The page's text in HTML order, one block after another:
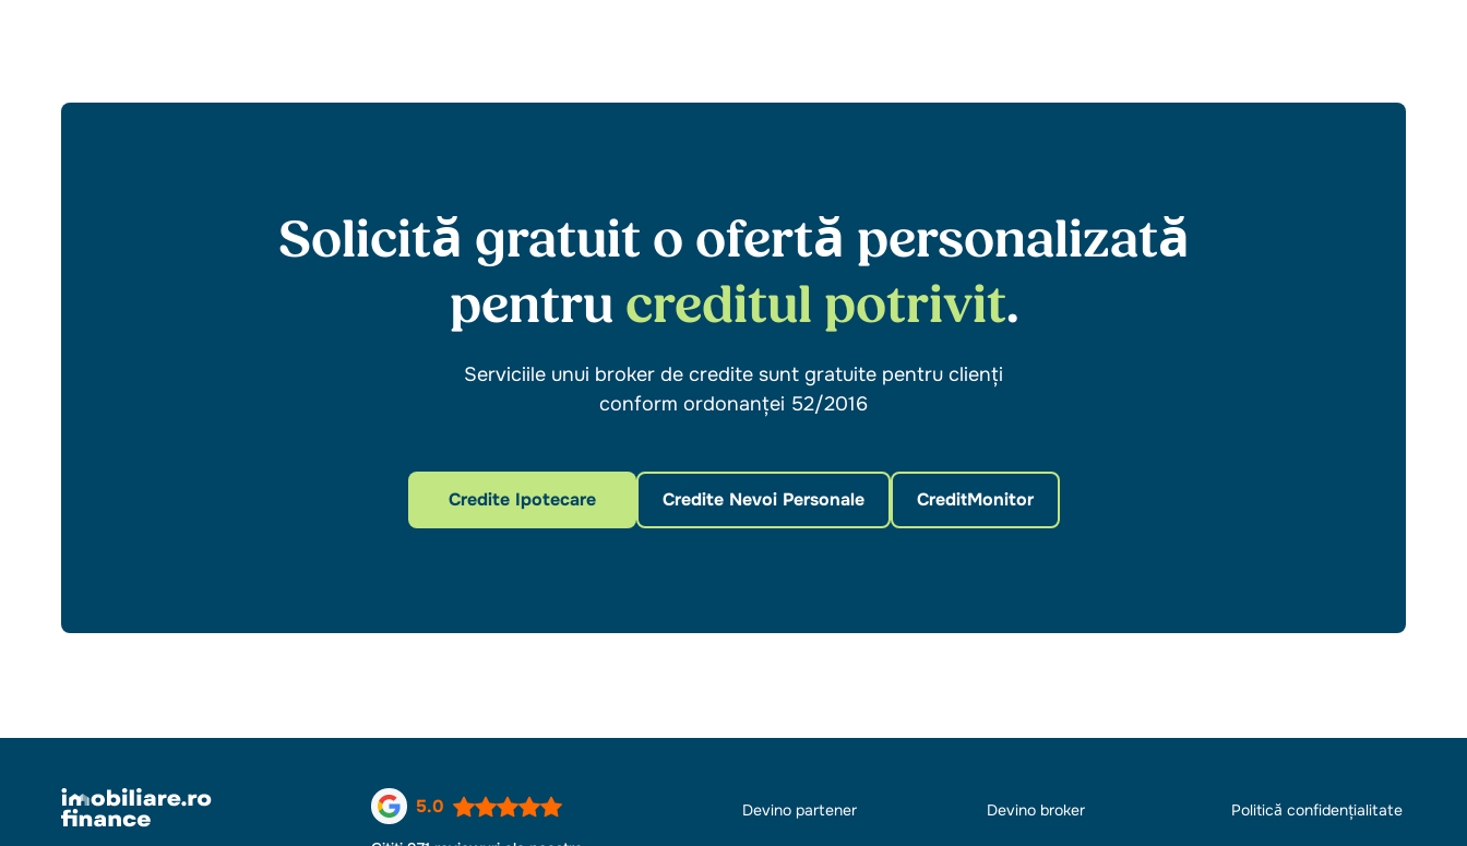
Solicită gratuit o ofertă personalizată
pentru creditul potrivit.
Serviciile unui broker de credite sunt gratuite pentru clienți
conform ordonanței 52/2016
Credite Ipotecare Credite Nevoi Personale CreditMonitor
5.0 Devino partener Devino broker Politică confidențialitate